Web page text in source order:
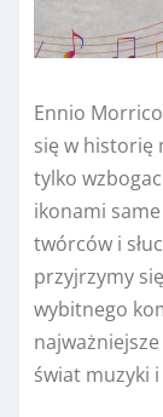
Ennio
się w historię
tylko
ikonami same
twórców i
przyjrzymy
wybitnego
najważniejsze
świat muzyki